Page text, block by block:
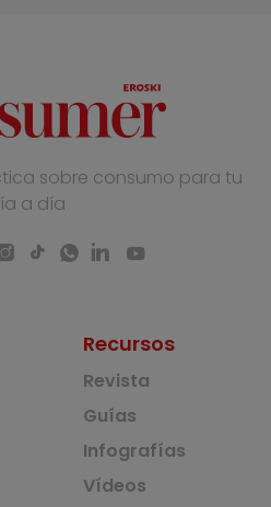
sobre consumo para tu
a día
Recursos
Revista
Guías
Infografías
Vídeos